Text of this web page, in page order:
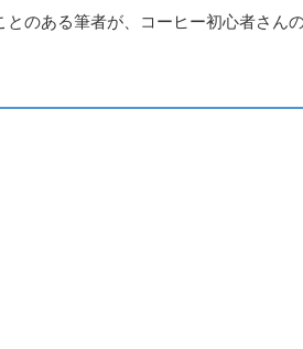
のある筆者が、コーヒー初心者さん